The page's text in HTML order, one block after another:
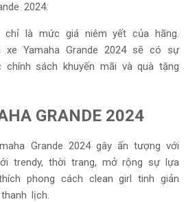
2024.
chỉ là mức giá niêm yết của hãng.
Yamaha Grande 2024 sẽ có sự
sách khuyến mãi và quà tặng
GRANDE 2024
Grande 2024 gây ấn tượng với
trendy, thời trang, mở rộng sự lựa
phong cách clean girl tinh giản
lịch.